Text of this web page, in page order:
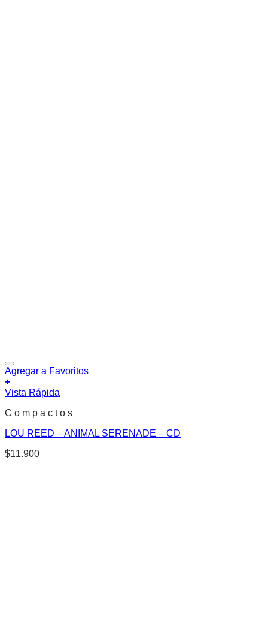
Agregar a Favoritos
+
Vista Rápida
C o m p a c t o s
LOU REED – ANIMAL SERENADE – CD
$11.900